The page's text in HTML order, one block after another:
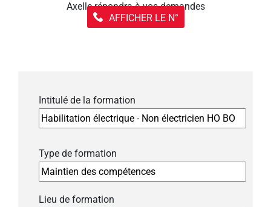
Axelle répondra à vos demandes
AFFICHER LE N°
Intitulé de la formation
Type de formation
Lieu de formation